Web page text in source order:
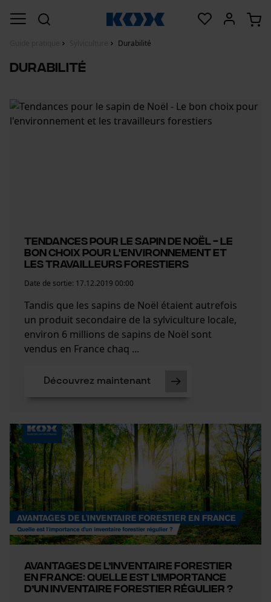
Durabilité
Durabilité
Tendances pour le sapin de Noël - Le
bon choix pour l'environnement et
les travailleurs forestiers
Date de sortie: 17.12.2019 00:00
Tandis que les sapins de Noël étaient autrefois
un produit secondaire de la sylviculture locale,
environ 6 millions de sapins de Noël sont
vendus en France chaq ...
Découvrez maintenant
Avantages de l’inventaire forestier
en France: Quelle est l’importance
d’un inventaire forestier régulier ?